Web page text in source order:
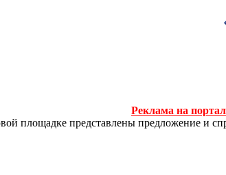
Реклама на
площадке представлены предложение и